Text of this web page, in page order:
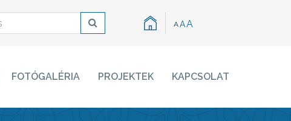
A A A
FOTÓGALÉRIA PROJEKTEK KAPCSOLAT